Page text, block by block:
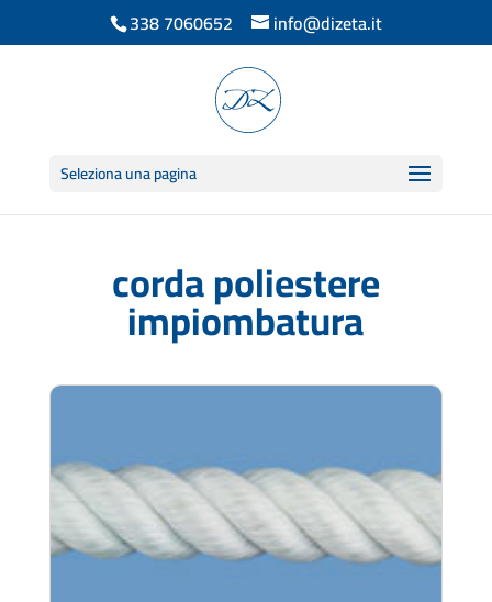
338 7060652 info@dizeta.it
Seleziona una pagina
corda poliestere
impiombatura